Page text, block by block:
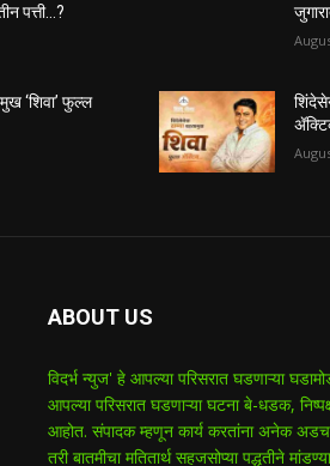
पत्ती…?
‘शिवा’ फुल्ल
ABOUT US
विदर्भ न्युज' हे आपल्या परिसरात घडणाऱ्या
आपल्या परिसरात घडणाऱ्या घटना बे-धडक,
आहोत. संपादक म्हणून कार्य करतांना अनेक
तरी बातमीचा मतितार्थ सहजसोप्या पद्धतीने